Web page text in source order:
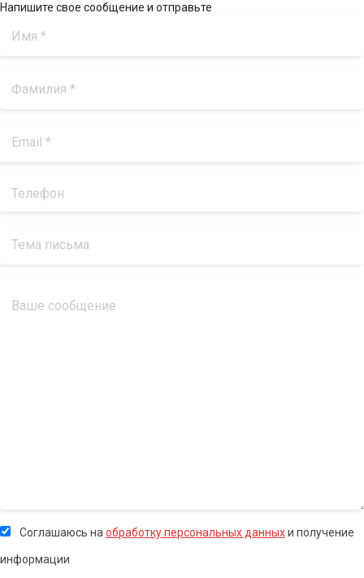
Напишите свое сообщение и отправьте
Соглашаюсь на обработку персональных данныхи получение
информации